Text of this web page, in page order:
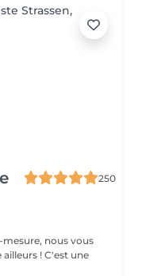
250
mesure, nous vous
! C'est une